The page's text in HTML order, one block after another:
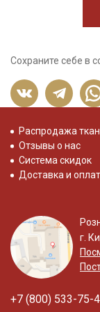
Сохраните себе в
Распродажа
Отзывы о нас
Система скидок
Доставка и
г.
+7 (800) 533-75-